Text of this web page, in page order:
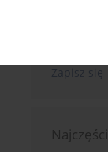
Zapisz się